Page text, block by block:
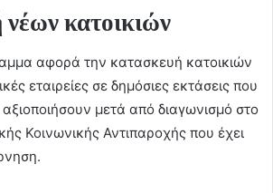
κατοικιών
αφορά την κατασκευή κατοικιών
εταιρείες σε δημόσιες εκτάσεις που
μετά από διαγωνισμό στο
Κοινωνικής Αντιπαροχής που έχει